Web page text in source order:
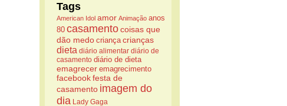
Tags
American Idol amor Animação anos
80 casamentocoisas que
dão medo criança crianças
dieta diário alimentar diário de
casamento diário de dieta
emagrecer emagrecimento
facebookfesta de
casamento imagem do
dia Lady Gaga